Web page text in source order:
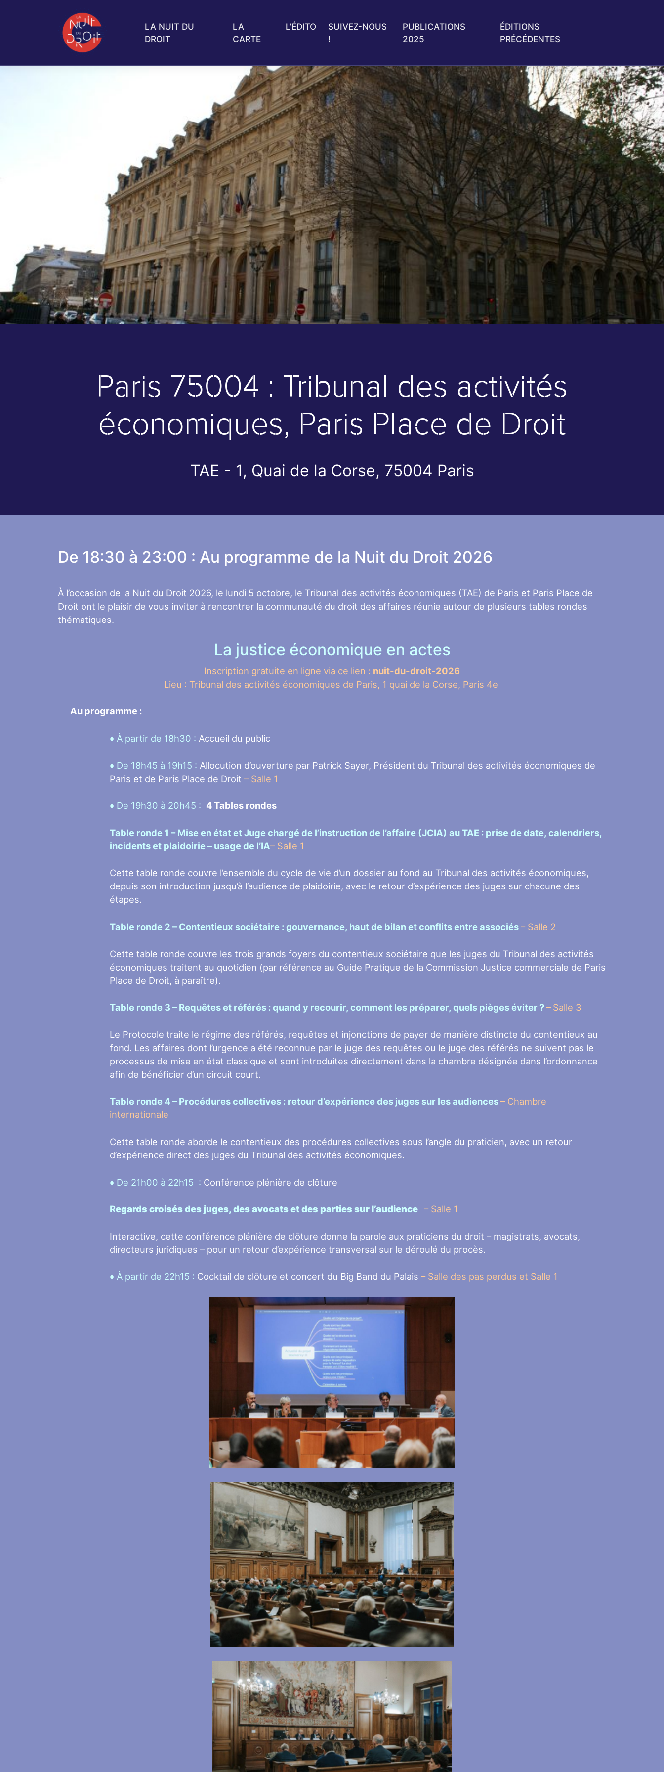
LA NUIT DU
DROIT
LA
CARTE
L’ÉDITO
SUIVEZ-NOUS
!
PUBLICATIONS
2025
ÉDITIONS
PRÉCÉDENTES
Paris 75004 : Tribunal des activités
économiques, Paris Place de Droit
TAE - 1, Quai de la Corse, 75004 Paris
De 18:30 à 23:00 : Au programme de la Nuit du Droit 2026
À l’occasion de la Nuit du Droit 2026, le lundi 5 octobre, le Tribunal des activités économiques (TAE) de Paris et Paris Place de
Droit ont le plaisir de vous inviter à rencontrer la communauté du droit des affaires réunie autour de plusieurs tables rondes
thématiques.
La justice économique en actes
Inscription gratuite en ligne via ce lien : nuit-du-droit-2026
Lieu : Tribunal des activités économiques de Paris, 1 quai de la Corse, Paris 4e
Au programme :
♦ À partir de 18h30 : Accueil du public
♦ De 18h45 à 19h15 : Allocution d’ouverture par Patrick Sayer, Président du Tribunal des activités économiques de
Paris et de Paris Place de Droit – Salle 1
♦ De 19h30 à 20h45 : 4 Tables rondes
Table ronde 1 – Mise en état et Juge chargé de l’instruction de l’affaire (JCIA) au TAE : prise de date, calendriers,
incidents et plaidoirie – usage de l’IA– Salle 1
Cette table ronde couvre l’ensemble du cycle de vie d’un dossier au fond au Tribunal des activités économiques,
depuis son introduction jusqu’à l’audience de plaidoirie, avec le retour d’expérience des juges sur chacune des
étapes.
Table ronde 2 – Contentieux sociétaire : gouvernance, haut de bilan et conflits entre associés– Salle 2
Cette table ronde couvre les trois grands foyers du contentieux sociétaire que les juges du Tribunal des activités
économiques traitent au quotidien (par référence au Guide Pratique de la Commission Justice commerciale de Paris
Place de Droit, à paraître).
Table ronde 3 – Requêtes et référés : quand y recourir, comment les préparer, quels pièges éviter ?– Salle 3
Le Protocole traite le régime des référés, requêtes et injonctions de payer de manière distincte du contentieux au
fond. Les affaires dont l’urgence a été reconnue par le juge des requêtes ou le juge des référés ne suivent pas le
processus de mise en état classique et sont introduites directement dans la chambre désignée dans l’ordonnance
afin de bénéficier d’un circuit court.
Table ronde 4 – Procédures collectives : retour d’expérience des juges sur les audiences– Chambre
internationale
Cette table ronde aborde le contentieux des procédures collectives sous l’angle du praticien, avec un retour
d’expérience direct des juges du Tribunal des activités économiques.
♦ De 21h00 à 22h15 : Conférence plénière de clôture
Regards croisés des juges, des avocats et des parties sur l’audience – Salle 1
Interactive, cette conférence plénière de clôture donne la parole aux praticiens du droit – magistrats, avocats,
directeurs juridiques – pour un retour d’expérience transversal sur le déroulé du procès.
♦ À partir de 22h15 : Cocktail de clôture et concert du Big Band du Palais – Salle des pas perdus et Salle 1